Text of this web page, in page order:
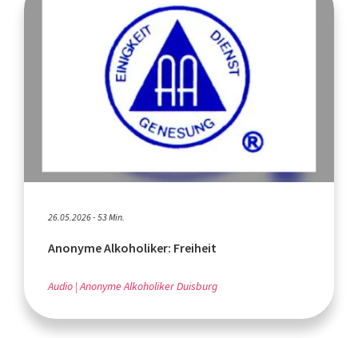
26.05.2026 - 53 Min.
Anonyme Alkoholiker: Freiheit
Audio Anonyme Alkoholiker Duisburg